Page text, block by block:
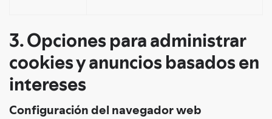
3. Opciones para administrar
cookies y anuncios basados en
intereses
Configuración del navegador web